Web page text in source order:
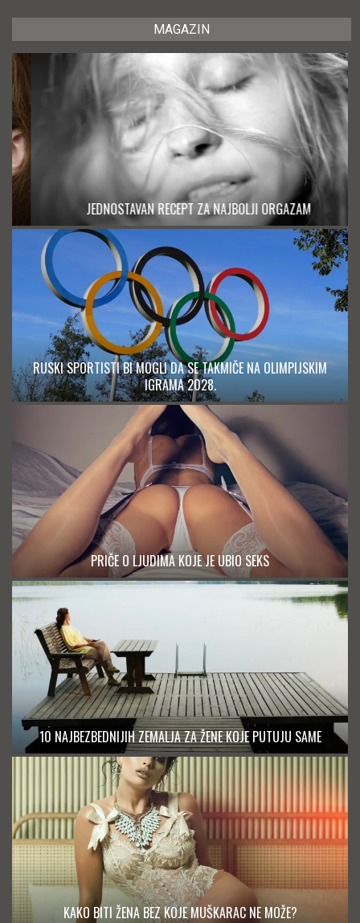
MAGAZIN
JEDNOSTAVAN RECEPT ZA NAJBOLJI ORGAZAM
RUSKI SPORTISTI BI MOGLI DA SE TAKMIČE NA OLIMPIJSKIM
IGRAMA 2028.
PRIČE O LJUDIMA KOJE JE UBIO SEKS
10 NAJBEZBEDNIJIH ZEMALJA ZA ŽENE KOJE PUTUJU SAME
KAKO BITI ŽENA BEZ KOJE MUŠKARAC NE MOŽE?